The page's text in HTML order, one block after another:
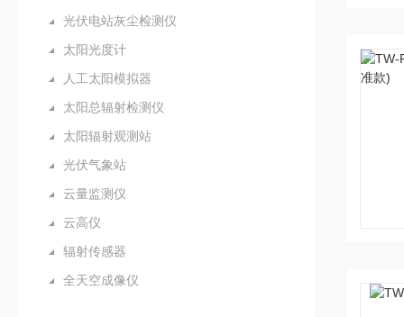
光伏电站灰尘检测仪
太阳光度计
人工太阳模拟器
太阳总辐射检测仪
太阳辐射观测站
光伏气象站
云量监测仪
云高仪
辐射传感器
全天空成像仪